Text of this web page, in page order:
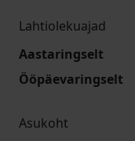
Lahtiolekuajad
Aastaringselt
Ööpäevaringselt
Asukoht